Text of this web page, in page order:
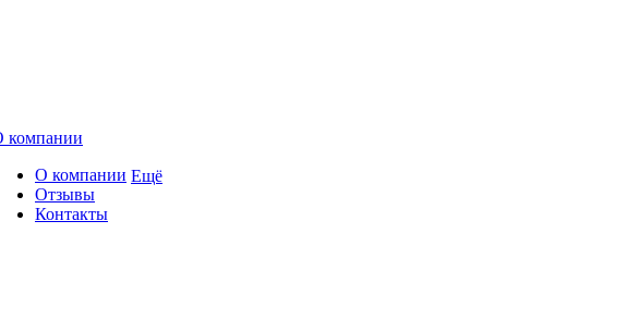
компании
О компании
Отзывы
Контакты
Ещё